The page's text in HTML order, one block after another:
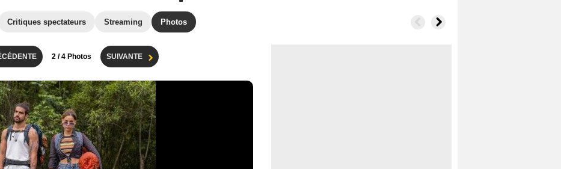
Critiques spectateurs Streaming Photos
2 / 4 Photos SUIVANTE